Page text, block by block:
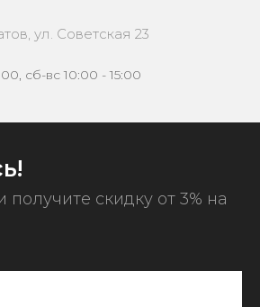
ул. Советская 23
сб-вс 10:00 - 15:00
скидку от 3% на